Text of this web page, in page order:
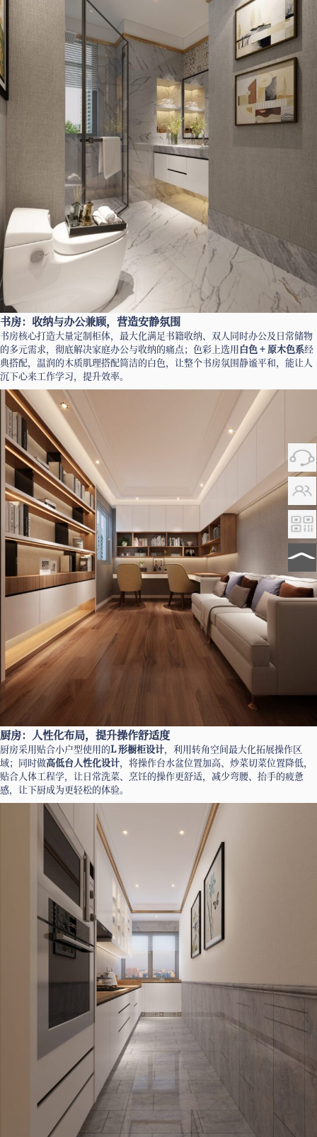
书房：收纳与办公兼顾，营造安静氛围
书房核心打造大量定制柜体，最大化满足书籍收纳、双人同时办公及日常储物
的多元需求，彻底解决家庭办公与收纳的痛点；色彩上选用白色 + 原木色系经
典搭配，温润的木质肌理搭配简洁的白色，让整个书房氛围静谧平和，能让人
沉下心来工作学习，提升效率。
厨房：人性化布局，提升操作舒适度
厨房采用贴合小户型使用的L 形橱柜设计，利用转角空间最大化拓展操作区
域；同时做高低台人性化设计，将操作台水盆位置加高、炒菜切菜位置降低，
贴合人体工程学，让日常洗菜、烹饪的操作更舒适，减少弯腰、抬手的疲惫
感，让下厨成为更轻松的体验。